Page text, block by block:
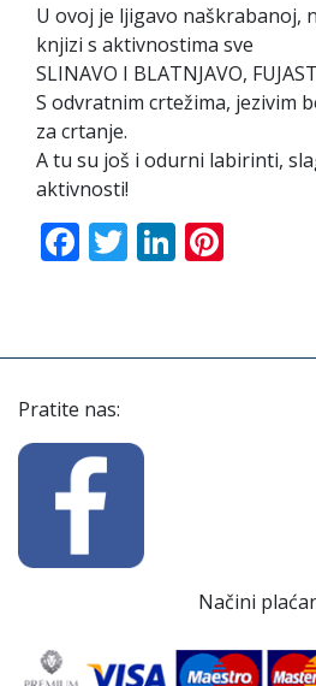
U ovoj je ljigavo naškrabanoj,
knjizi s aktivnostima sve
SLINAVO I BLATNJAVO,
S odvratnim crtežima, jezivim
za crtanje.
A tu su još i odurni labirinti,
aktivnosti!
Facebook
TwitterLinkedIn
Pratite nas:
Načini